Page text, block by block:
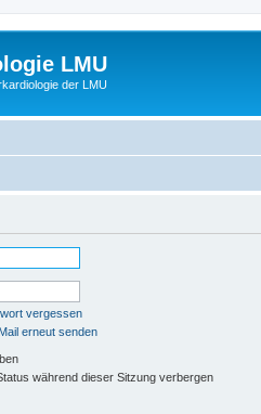
LMU
der LMU
vergessen
erneut senden
während dieser Sitzung verbergen